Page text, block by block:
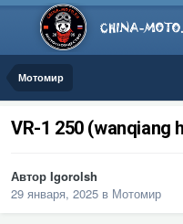
Мотомир
VR-1 250 (wanqiang
Автор Igorolsh
29 января, 2025 в Мотомир